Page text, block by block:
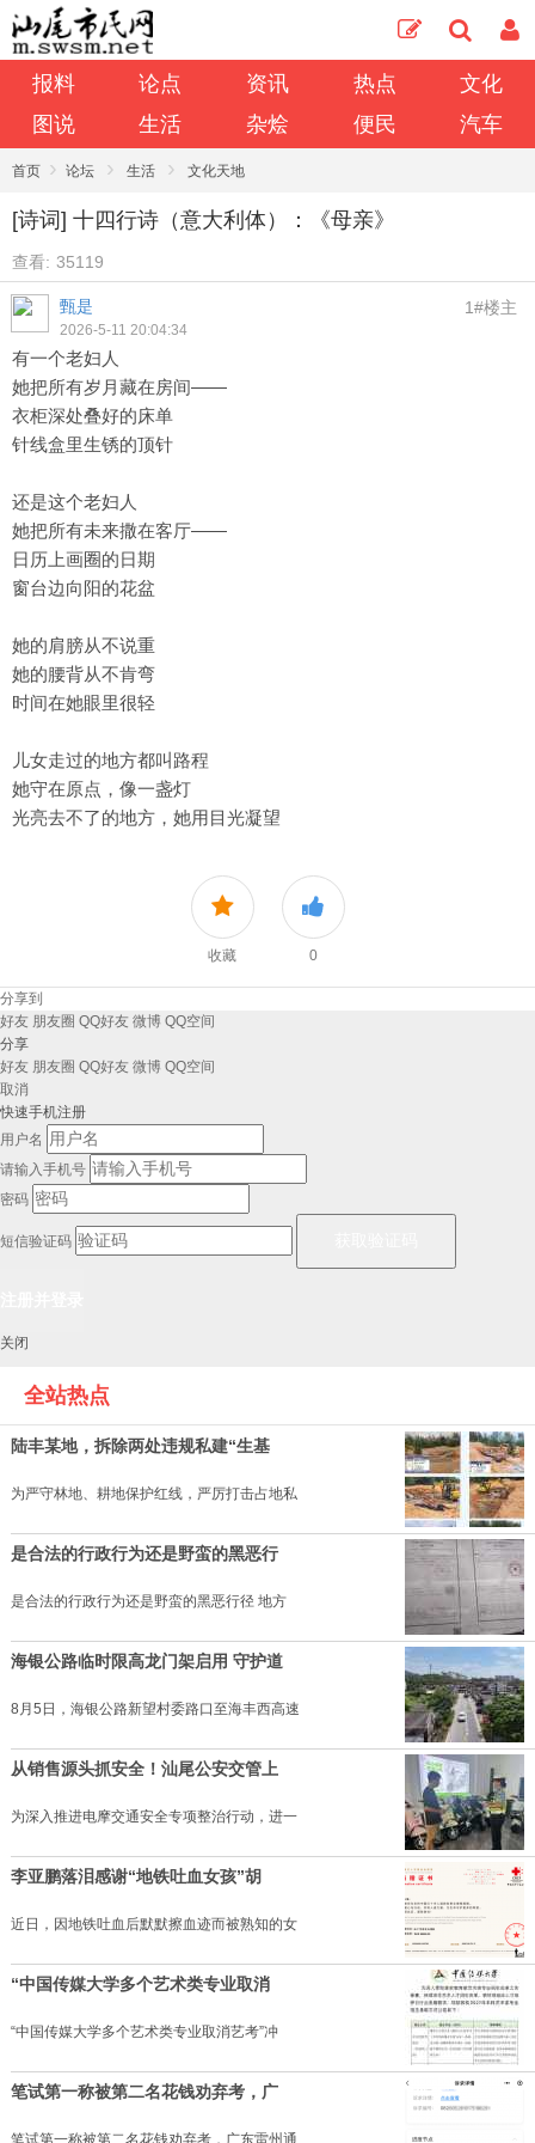
报料 论点 资讯 热点
文化
图说
生活 杂烩 便民 汽车
首页 › 论坛 › 生活 › 文化天地
[诗词] 十四行诗（意大利体）：《母亲》
查看: 35119
甄是
2026-5-11 20:04:34
1#楼主
有一个老妇人
她把所有岁月藏在房间——
衣柜深处叠好的床单
针线盒里生锈的顶针
还是这个老妇人
她把所有未来撒在客厅——
日历上画圈的日期
窗台边向阳的花盆
她的肩膀从不说重
她的腰背从不肯弯
时间在她眼里很轻
儿女走过的地方都叫路程
她守在原点，像一盏灯
光亮去不了的地方，她用目光凝望
收藏 0
分享到
好友 朋友圈 QQ好友 微博 QQ空间
分享
好友 朋友圈 QQ好友 微博 QQ空间
取消
快速手机注册
用户名
请输入手机号
密码
短信验证码
关闭
全站热点
陆丰某地，拆除两处违规私建“生基
为严守林地、耕地保护红线，严厉打击占地私
是合法的行政行为还是野蛮的黑恶行
是合法的行政行为还是野蛮的黑恶行径 地方
海银公路临时限高龙门架启用 守护道
8月5日，海银公路新望村委路口至海丰西高速
从销售源头抓安全！汕尾公安交管上
为深入推进电摩交通安全专项整治行动，进一
李亚鹏落泪感谢“地铁吐血女孩”胡
近日，因地铁吐血后默默擦血迹而被熟知的女
“中国传媒大学多个艺术类专业取消
“中国传媒大学多个艺术类专业取消艺考”冲
笔试第一称被第二名花钱劝弃考，广
笔试第一称被第二名花钱劝弃考，广东雷州通